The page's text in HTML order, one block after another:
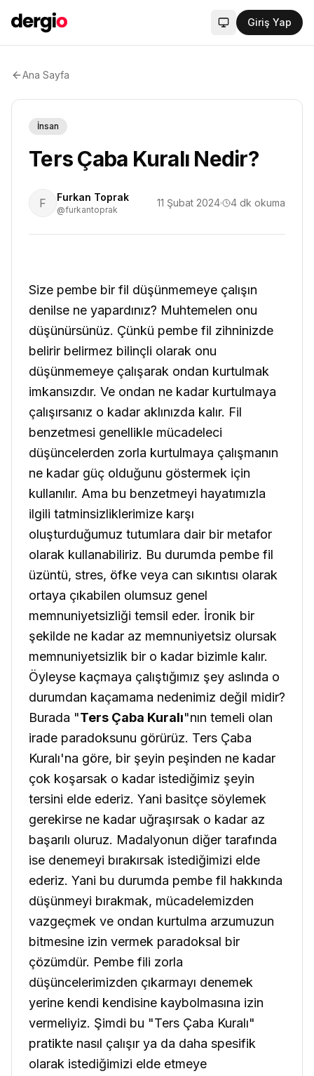
Sistem modu aktif
Giriş Yap
Ana Sayfa
İnsan
Ters Çaba Kuralı Nedir?
F Furkan Toprak
@furkantoprak
11 Şubat 2024· 4 dk okuma
Size pembe bir fil düşünmemeye çalışın
denilse ne yapardınız? Muhtemelen onu
düşünürsünüz. Çünkü pembe fil zihninizde
belirir belirmez bilinçli olarak onu
düşünmemeye çalışarak ondan kurtulmak
imkansızdır. Ve ondan ne kadar kurtulmaya
çalışırsanız o kadar aklınızda kalır. Fil
benzetmesi genellikle mücadeleci
düşüncelerden zorla kurtulmaya çalışmanın
ne kadar güç olduğunu göstermek için
kullanılır. Ama bu benzetmeyi hayatımızla
ilgili tatminsizliklerimize karşı
oluşturduğumuz tutumlara dair bir metafor
olarak kullanabiliriz. Bu durumda pembe fil
üzüntü, stres, öfke veya can sıkıntısı olarak
ortaya çıkabilen olumsuz genel
memnuniyetsizliği temsil eder. İronik bir
şekilde ne kadar az memnuniyetsiz olursak
memnuniyetsizlik bir o kadar bizimle kalır.
Öyleyse kaçmaya çalıştığımız şey aslında o
durumdan kaçamama nedenimiz değil midir?
Burada "Ters Çaba Kuralı"nın temeli olan
irade paradoksunu görürüz. Ters Çaba
Kuralı'na göre, bir şeyin peşinden ne kadar
çok koşarsak o kadar istediğimiz şeyin
tersini elde ederiz. Yani basitçe söylemek
gerekirse ne kadar uğraşırsak o kadar az
başarılı oluruz. Madalyonun diğer tarafında
ise denemeyi bırakırsak istediğimizi elde
ederiz. Yani bu durumda pembe fil hakkında
düşünmeyi bırakmak, mücadelemizden
vazgeçmek ve ondan kurtulma arzumuzun
bitmesine izin vermek paradoksal bir
çözümdür. Pembe fili zorla
düşüncelerimizden çıkarmayı denemek
yerine kendi kendisine kaybolmasına izin
vermeliyiz. Şimdi bu "Ters Çaba Kuralı"
pratikte nasıl çalışır ya da daha spesifik
olarak istediğimizi elde etmeye